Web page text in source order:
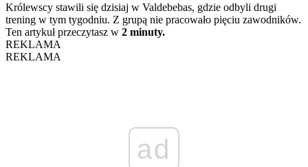
Królewscy stawili się dzisiaj w Valdebebas, gdzie odbyli drugi
trening w tym tygodniu. Z grupą nie pracowało pięciu zawodników.
Ten artykuł przeczytasz w 2 minuty.
REKLAMA
REKLAMA
ad